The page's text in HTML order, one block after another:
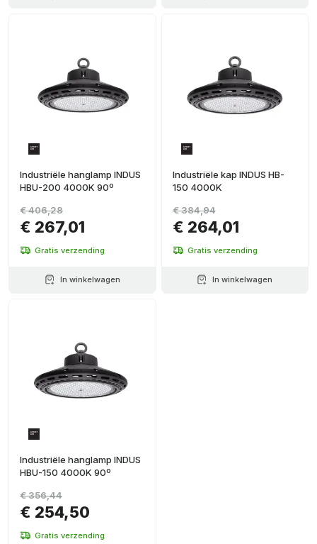
Industriële hanglamp INDUS
HBU-200 4000K 90º
€ 267,01
€ 406,28
Gratis verzending
In winkelwagen
Industriële kap INDUS HB-
150 4000K
€ 264,01
€ 384,94
Gratis verzending
In winkelwagen
Industriële hanglamp INDUS
HBU-150 4000K 90º
€ 254,50
€ 356,44
Gratis verzending